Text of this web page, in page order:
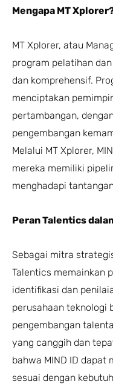
Mengapa MT
MT Xplorer, atau
program pelatihan
dan komprehensif.
menciptakan
pertambangan,
pengembangan
Melalui MT Xplorer,
mereka memiliki
menghadapi
Peran Talentics
Sebagai mitra
Talentics memainkan
identifikasi dan
perusahaan teknologi
pengembangan
yang canggih dan
bahwa MIND ID dapat
sesuai dengan